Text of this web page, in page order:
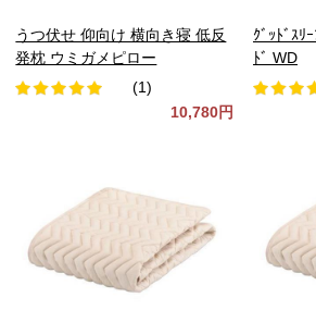
うつ伏せ 仰向け 横向き寝 低反
発枕 ウミガメピロー
(1)
10,780円
ｸﾞｯﾄﾞｽﾘ
ﾄﾞ WD